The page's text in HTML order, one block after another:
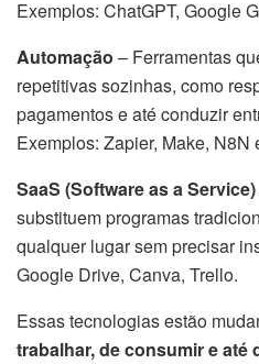
Exemplos: ChatGPT, Google
Automação – Ferramentas
repetitivas sozinhas, como
pagamentos e até conduzir
Exemplos: Zapier, Make, N8N
SaaS (Software as a Service)
substituem programas
qualquer lugar sem precisar
Google Drive, Canva, Trello.
Essas tecnologias estão
trabalhar, de consumir e até